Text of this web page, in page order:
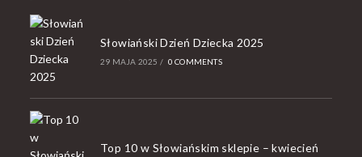
Słowiański Dzień Dziecka 2025
29 MAJA 2025 / 0 COMMENTS
Top 10 w Słowiańskim sklepie – kwiecień